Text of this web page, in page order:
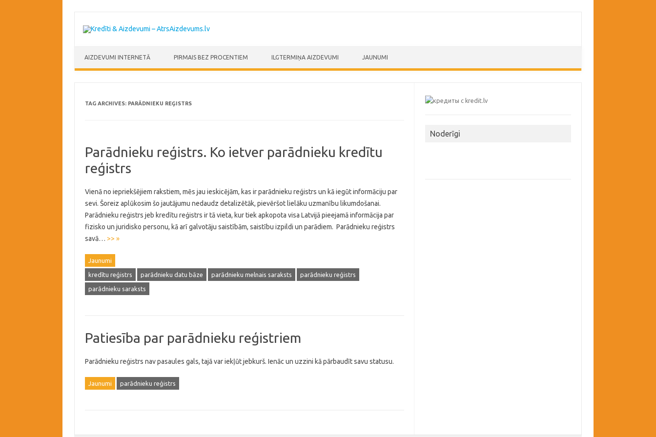
AIZDEVUMI INTERNETĀ PIRMAIS BEZ PROCENTIEM ILGTERMIŅA AIZDEVUMI JAUNUMI
TAG ARCHIVES: PARĀDNIEKU REĢISTRS
Parādnieku reģistrs. Ko ietver parādnieku kredītu
reģistrs
Vienā no iepriekšējiem rakstiem, mēs jau ieskicējām, kas ir parādnieku reģistrs un kā iegūt informāciju par
sevi. Šoreiz aplūkosim šo jautājumu nedaudz detalizētāk, pievēršot lielāku uzmanību likumdošanai.
Parādnieku reģistrs jeb kredītu reģistrs ir tā vieta, kur tiek apkopota visa Latvijā pieejamā informācija par
fizisko un juridisko personu, kā arī galvotāju saistībām, saistību izpildi un parādiem. Parādnieku reģistrs
savā… >> »
Jaunumi
kredītu reģistrs parādnieku datu bāze parādnieku melnais saraksts parādnieku reģistrs
parādnieku saraksts
Patiesība par parādnieku reģistriem
Parādnieku reģistrs nav pasaules gals, tajā var iekļūt jebkurš. Ienāc un uzzini kā pārbaudīt savu statusu.
Jaunumi parādnieku reģistrs
Noderīgi